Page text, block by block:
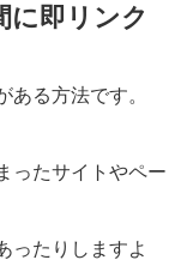
に即リンク
ある方法です。
ったサイトやペー
ったりしますよ